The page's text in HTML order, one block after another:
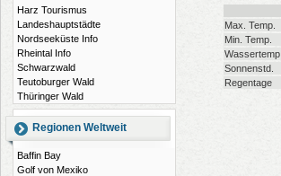
Harz Tourismus
Landeshauptstädte
Nordseeküste Info
Rheintal Info
Schwarzwald
Teutoburger Wald
Thüringer Wald
Regionen Weltweit
Baffin Bay
Golf von Mexiko
Max. Temp.
Min. Temp.
Wassertemp.
Sonnenstd.
Regentage